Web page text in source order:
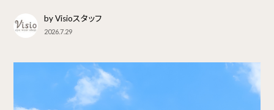
by Visioスタッフ
2026.7.29